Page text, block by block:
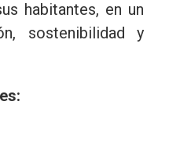
habitantes, en un
sostenibilidad y